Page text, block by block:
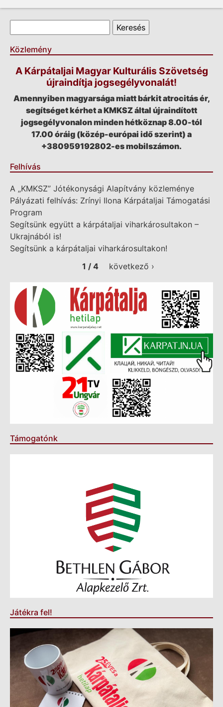
Keresés űrlap
Keresés
Közlemény
A Kárpátaljai Magyar Kulturális Szövetség
újraindítja jogsegélyvonalát!
Amennyiben magyarsága miatt bárkit atrocitás ér,
segítséget kérhet a KMKSZ által újraindított
jogsegélyvonalon minden hétköznap 8.00-tól
17.00 óráig (közép-európai idő szerint) a
+380959192802-es mobilszámon.
Felhívás
A „KMKSZ” Jótékonysági Alapítvány közleménye
Pályázati felhívás: Zrínyi Ilona Kárpátaljai Támogatási
Program
Segítsünk együtt a kárpátaljai viharkárosultakon –
Ukrajnából is!
Segítsünk a kárpátaljai viharkárosultakon!
1 / 4
következő ›
Támogatónk
Játékra fel!